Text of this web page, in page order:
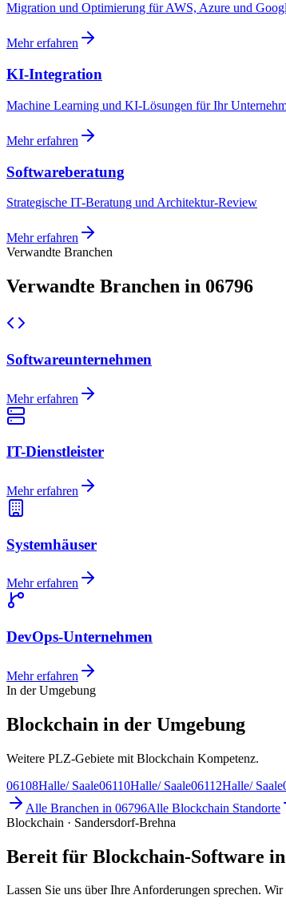
Migration und Optimierung für AWS, Azure und
Mehr erfahren
KI-Integration
Machine Learning und KI-Lösungen für Ihr
Mehr erfahren
Softwareberatung
Strategische IT-Beratung und Architektur-Review
Mehr erfahren
Verwandte Branchen
Verwandte Branchen in 06796
Softwareunternehmen
Mehr erfahren
IT-Dienstleister
Mehr erfahren
Systemhäuser
Mehr erfahren
DevOps-Unternehmen
Mehr erfahren
In der Umgebung
Blockchain in der Umgebung
Weitere PLZ-Gebiete mit Blockchain Kompetenz.
06108Halle/ Saale06110Halle/ Saale06112Halle/ Saale
Alle Branchen in 06796Alle Blockchain Standorte
Blockchain · Sandersdorf-Brehna
Bereit für Blockchain-Software
Lassen Sie uns über Ihre Anforderungen sprechen.